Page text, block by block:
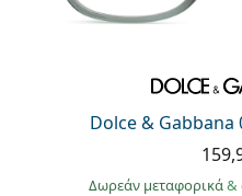
Dolce & Gabbana
Δωρεάν μεταφορικά&